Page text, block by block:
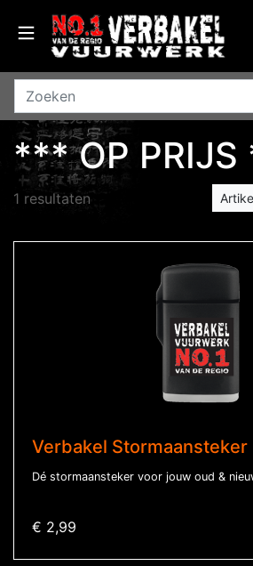
*** OP
1 resultaten
Verbakel Stormaansteker
Dé stormaansteker voor jouw oud &
€ 2,99